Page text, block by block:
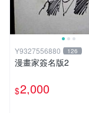
Y9327556880 126
漫畫家簽名版2
$2,000